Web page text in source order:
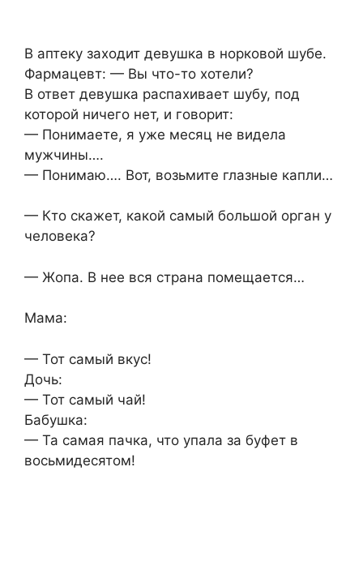
В аптеку заходит девушка в норковой шубе.
Фармацевт: — Вы что-то хотели?
В ответ девушка распахивает шубу, под
которой ничего нет, и говорит:
— Понимаете, я уже месяц не видела
мужчины….
— Понимаю…. Вот, возьмите глазные капли…
— Кто скажет, какой самый большой орган у
человека?
— Жопа. В нее вся страна помещается…
Мама:
— Тот самый вкус!
Дочь:
— Тот самый чай!
Бабушка:
— Та самая пачка, что упала за буфет в
восьмидесятом!